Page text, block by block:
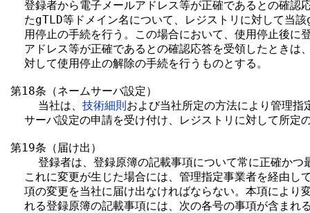
登録者から電子メールアドレス等が正確であるとの確認
たgTLD等ドメイン名について、レジストリに対して当
用停止の手続を行う。この場合において、使用停止後に
アドレス等が正確であるとの確認応答を受領したときは
  対して使用停止の解除の手続を行うものとする。
第18条（ネームサーバ設定）
    当社は、
技術細則および当社所定の方法により管理指
サーバ設定の申請を受け付け、レジストリに対して所定
第19条（届け出）
登録者は、登録原簿の記載事項について常に正確かつ
これに変更が生じた場合には、管理指定事業者を経由し
項の変更を当社に届け出なければならない。本項により
れる登録原簿の記載事項には、次の各号の事項が含まれ